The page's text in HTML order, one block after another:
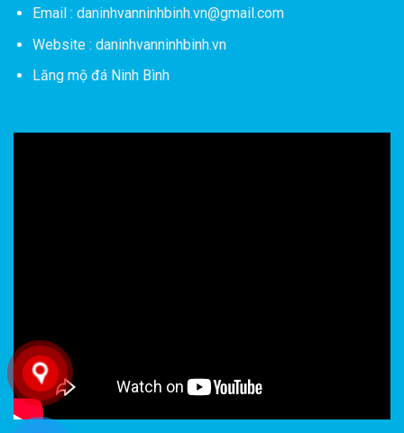
Email : daninhvanninhbinh.vn@gmail.com
Website : daninhvanninhbinh.vn
Lăng mộ đá Ninh Bình